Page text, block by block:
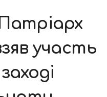
участь